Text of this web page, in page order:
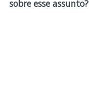
sobre esse assunto?